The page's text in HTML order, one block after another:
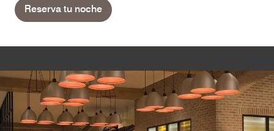
Reserva tu noche